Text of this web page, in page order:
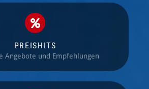
PREISHITS
Angebote und Empfehlungen